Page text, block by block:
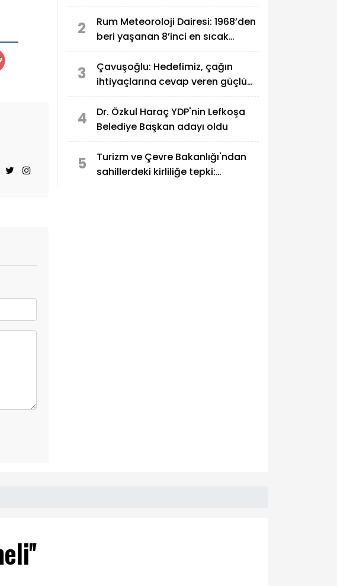
2
Rum Meteoroloji Dairesi: 1968’den
beri yaşanan 8’inci en sıcak
3
Çavuşoğlu: Hedefimiz, çağın
ihtiyaçlarına cevap veren güçlü
4
Dr. Özkul Haraç YDP'nin Lefkoşa
Belediye Başkan adayı oldu
5
Turizm ve Çevre Bakanlığı'ndan
sahillerdeki kirliliğe tepki: